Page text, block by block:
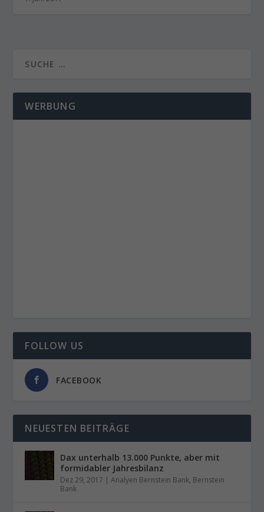
WERBUNG
FOLLOW US
FACEBOOK
NEUESTEN BEITRÄGE
Dax unterhalb 13.000 Punkte, aber mit
formidabler Jahresbilanz
Dez 29, 2017 |Analyen Bernstein Bank, Bernstein
Bank